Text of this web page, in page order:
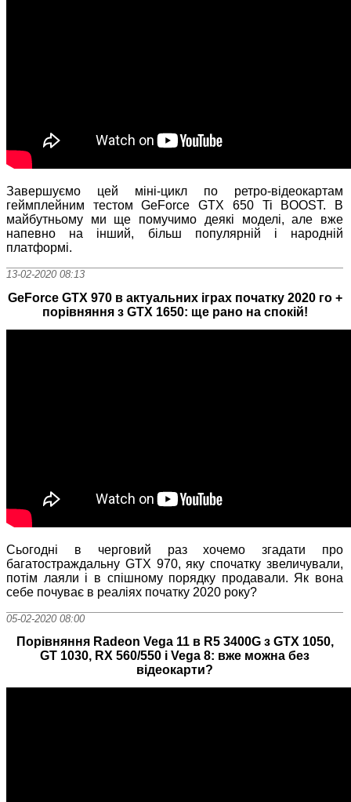
Завершуємо цей міні-цикл по ретро-відеокартам
геймплейним тестом GeForce GTX 650 Ti BOOST. В
майбутньому ми ще помучимо деякі моделі, але вже
напевно на інший, більш популярній і народній
платформі.
13-02-2020 08:13
GeForce GTX 970 в актуальних іграх початку 2020 го +
порівняння з GTX 1650: ще рано на спокій!
Сьогодні в черговий раз хочемо згадати про
багатостраждальну GTX 970, яку спочатку звеличували,
потім лаяли і в спішному порядку продавали. Як вона
себе почуває в реаліях початку 2020 року?
05-02-2020 08:00
Порівняння Radeon Vega 11 в R5 3400G з GTX 1050,
GT 1030, RX 560/550 і Vega 8: вже можна без
відеокарти?